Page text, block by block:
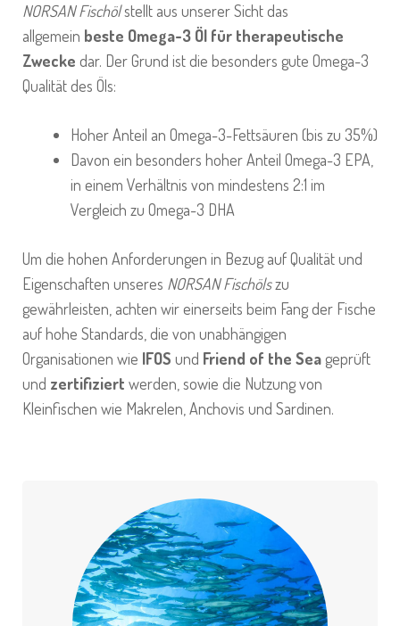
NORSAN Fischölstellt aus unserer Sicht das
allgemein beste Omega-3 Öl für therapeutische
Zwecke dar. Der Grund ist die besonders gute Omega-3
Qualität des Öls:
Hoher Anteil an Omega-3-Fettsäuren (bis zu 35%)
Davon ein besonders hoher Anteil Omega-3 EPA,
in einem Verhältnis von mindestens 2:1 im
Vergleich zu Omega-3 DHA
Um die hohen Anforderungen in Bezug auf Qualität und
Eigenschaften unseres NORSAN Fischölszu
gewährleisten, achten wir einerseits beim Fang der Fische
auf hohe Standards, die von unabhängigen
Organisationen wie IFOS und Friend of the Seageprüft
und zertifiziert werden, sowie die Nutzung von
Kleinfischen wie Makrelen, Anchovis und Sardinen.